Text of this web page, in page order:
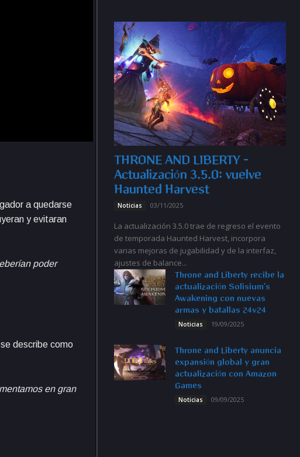
a quedarse
y evitaran
poder
describe como
en gran
THRONE AND LIBERTY –
Actualización 3.5.0: vuelve
Haunted Harvest
Noticias 03/11/2025
La actualización 3.5.0 trae de regreso el evento
de temporada Haunted Harvest, incorpora
varias mejoras de jugabilidad y de la interfaz,
ajustes de balance...
Throne and Liberty recibe la
actualización Solisium’s
Awakening con nuevas
armas y batallas 24v24
Noticias
19/09/2025
Throne and Liberty anuncia
expansión global y gran
actualización con Amazon
Games
Noticias
09/09/2025